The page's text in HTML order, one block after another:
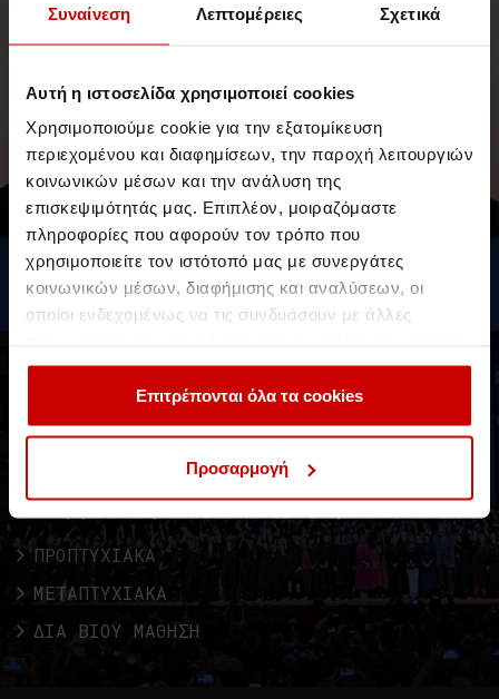
Συναίνεση Λεπτομέρειες Σχετικά
Αυτή η ιστοσελίδα χρησιμοποιεί cookies
Χρησιμοποιούμε cookie για την εξατομίκευση
περιεχομένου και διαφημίσεων, την παροχή λειτουργιών
κοινωνικών μέσων και την ανάλυση της
επισκεψιμότητάς μας. Επιπλέον, μοιραζόμαστε
πληροφορίες που αφορούν τον τρόπο που
χρησιμοποιείτε τον ιστότοπό μας με συνεργάτες
κοινωνικών μέσων, διαφήμισης και αναλύσεων, οι
οποίοι ενδεχομένως να τις συνδυάσουν με άλλες
έχουν συλλέξει σε σχέση με την από μέρους σας χρήση
των υπηρεσιών τους.Επιτρέπονται όλα τα cookies
Προσαρμογή
Προγράμματα Σπουδών
BΑ (Hons) στη Διδασκαλία της Αγγλικής Γλώσσας
Γνώρισε τα εκπαιδευτικά
προγράμματα του Aegean
Συνεργασία με το University of Essex
ΠΡΟΠΤΥΧΙΑΚΑ
ΜΕΤΑΠΤΥΧΙΑΚΑ
ΔΙΑ ΒΙΟΥ ΜΑΘΗΣΗ